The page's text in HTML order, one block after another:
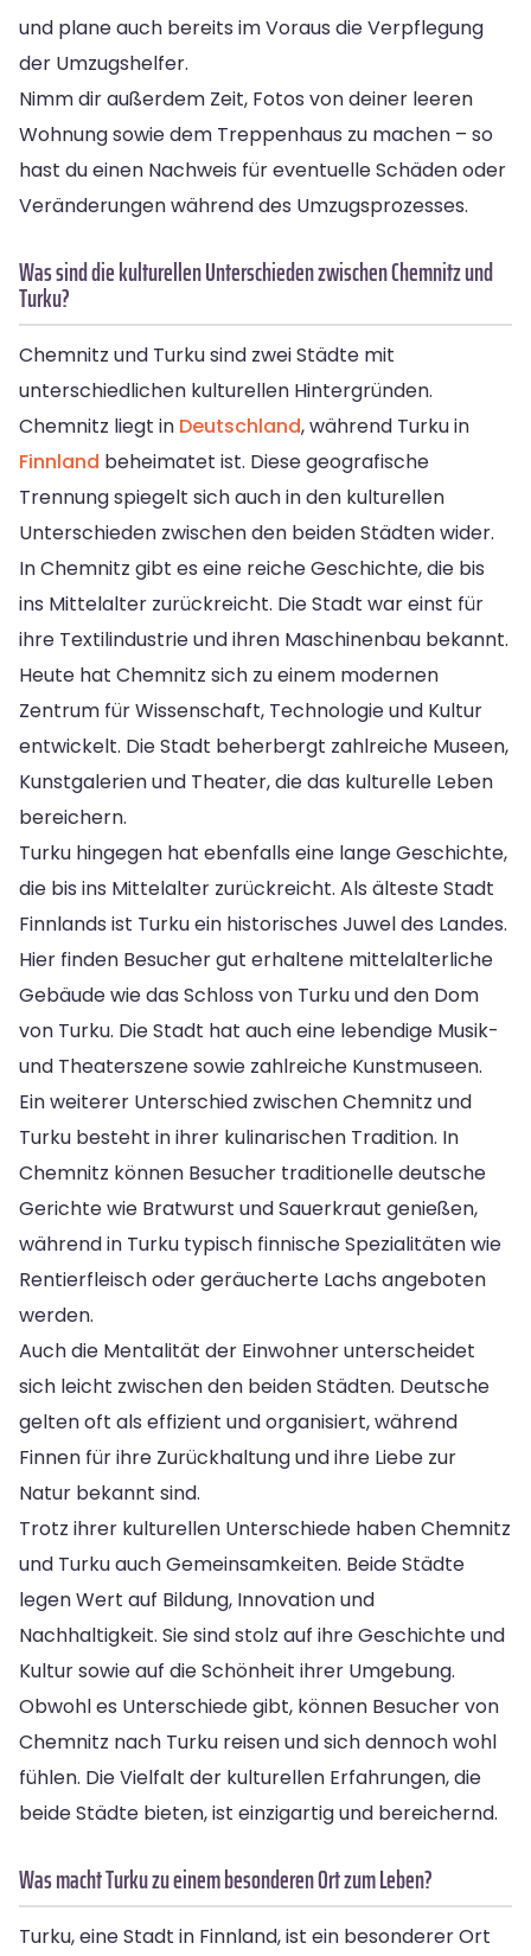
und plane auch bereits im Voraus die Verpflegung
der Umzugshelfer.
Nimm dir außerdem Zeit, Fotos von deiner leeren
Wohnung sowie dem Treppenhaus zu machen – so
hast du einen Nachweis für eventuelle Schäden oder
Veränderungen während des Umzugsprozesses.
Was sind die kulturellen Unterschieden zwischen Chemnitz und
Turku?
Chemnitz und Turku sind zwei Städte mit
unterschiedlichen kulturellen Hintergründen.
Chemnitz liegt in Deutschland, während Turku in
Finnland beheimatet ist. Diese geografische
Trennung spiegelt sich auch in den kulturellen
Unterschieden zwischen den beiden Städten wider.
In Chemnitz gibt es eine reiche Geschichte, die bis
ins Mittelalter zurückreicht. Die Stadt war einst für
ihre Textilindustrie und ihren Maschinenbau bekannt.
Heute hat Chemnitz sich zu einem modernen
Zentrum für Wissenschaft, Technologie und Kultur
entwickelt. Die Stadt beherbergt zahlreiche Museen,
Kunstgalerien und Theater, die das kulturelle Leben
bereichern.
Turku hingegen hat ebenfalls eine lange Geschichte,
die bis ins Mittelalter zurückreicht. Als älteste Stadt
Finnlands ist Turku ein historisches Juwel des Landes.
Hier finden Besucher gut erhaltene mittelalterliche
Gebäude wie das Schloss von Turku und den Dom
von Turku. Die Stadt hat auch eine lebendige Musik-
und Theaterszene sowie zahlreiche Kunstmuseen.
Ein weiterer Unterschied zwischen Chemnitz und
Turku besteht in ihrer kulinarischen Tradition. In
Chemnitz können Besucher traditionelle deutsche
Gerichte wie Bratwurst und Sauerkraut genießen,
während in Turku typisch finnische Spezialitäten wie
Rentierfleisch oder geräucherte Lachs angeboten
werden.
Auch die Mentalität der Einwohner unterscheidet
sich leicht zwischen den beiden Städten. Deutsche
gelten oft als effizient und organisiert, während
Finnen für ihre Zurückhaltung und ihre Liebe zur
Natur bekannt sind.
Trotz ihrer kulturellen Unterschiede haben Chemnitz
und Turku auch Gemeinsamkeiten. Beide Städte
legen Wert auf Bildung, Innovation und
Nachhaltigkeit. Sie sind stolz auf ihre Geschichte und
Kultur sowie auf die Schönheit ihrer Umgebung.
Obwohl es Unterschiede gibt, können Besucher von
Chemnitz nach Turku reisen und sich dennoch wohl
fühlen. Die Vielfalt der kulturellen Erfahrungen, die
beide Städte bieten, ist einzigartig und bereichernd.
Was macht Turku zu einem besonderen Ort zum Leben?
Turku, eine Stadt in Finnland, ist ein besonderer Ort